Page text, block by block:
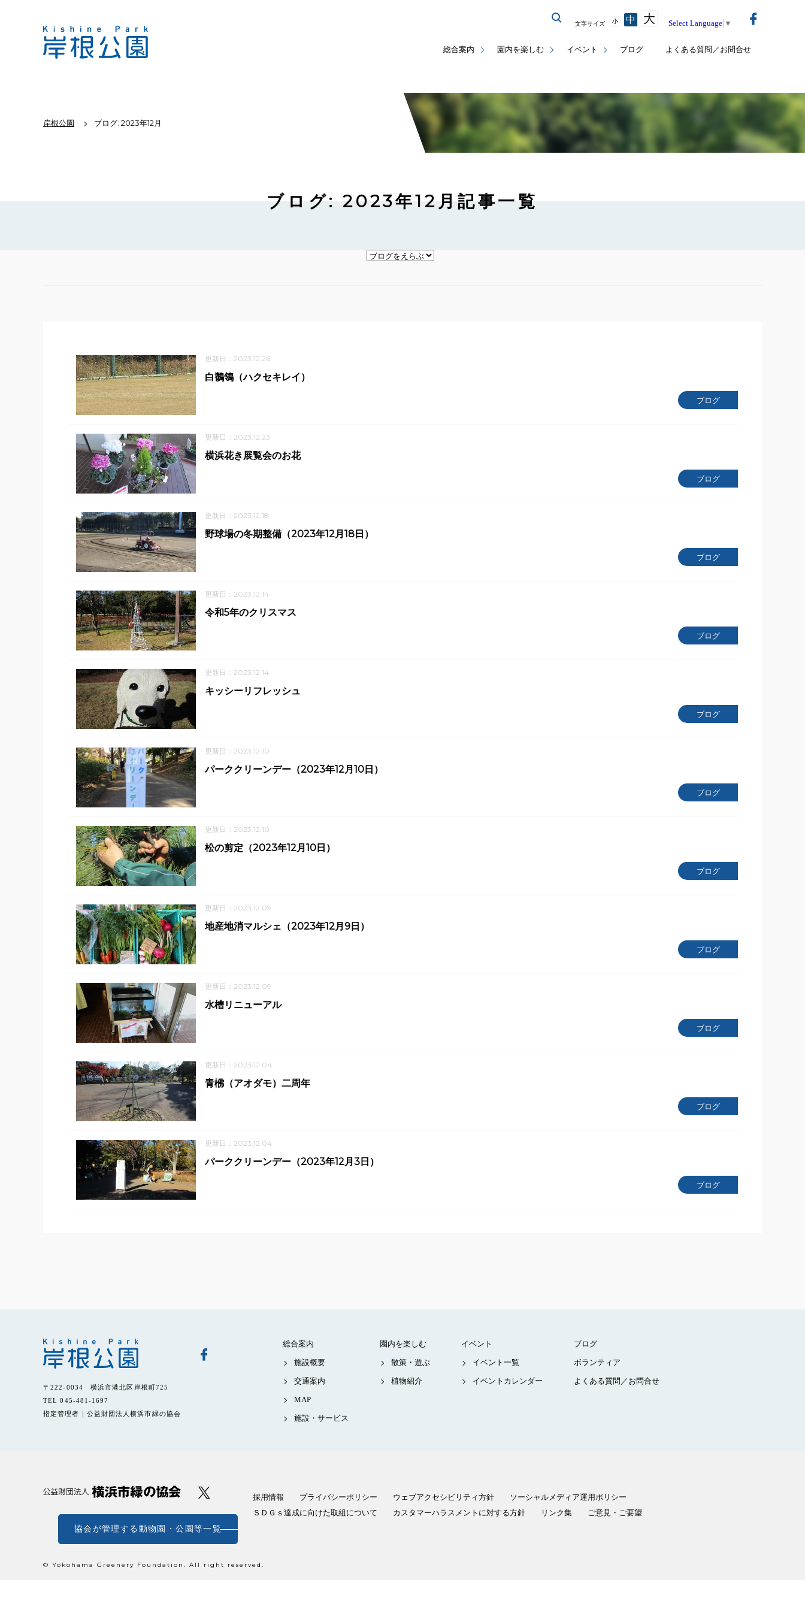
総合案内 園内を楽しむ イベント ブログ よくある質問／お問合せ
文字サイズ 小 中 大 Select Language ▼
岸根公園 ブログ: 2023年12月
ブログ: 2023年12月記事一覧
更新日：2023.12.26
ブログ
白鶺鴒（ハクセキレイ）
更新日：2023.12.23
ブログ
横浜花き展覧会のお花
更新日：2023.12.18
ブログ
野球場の冬期整備（2023年12月18日）
更新日：2023.12.14
ブログ
令和5年のクリスマス
更新日：2023.12.14
ブログ
キッシーリフレッシュ
更新日：2023.12.10
ブログ
パーククリーンデー（2023年12月10日）
更新日：2023.12.10
ブログ
松の剪定（2023年12月10日）
更新日：2023.12.09
ブログ
地産地消マルシェ（2023年12月9日）
更新日：2023.12.09
ブログ
水槽リニューアル
更新日：2023.12.04
ブログ
青梻（アオダモ）二周年
更新日：2023.12.04
ブログ
パーククリーンデー（2023年12月3日）
〒222-0034 横浜市港北区岸根町725
TEL 045-481-1697
指定管理者｜公益財団法人横浜市緑の協会
総合案内
施設概要
交通案内
MAP
施設・サービス
園内を楽しむ
散策・遊ぶ
植物紹介
イベント
イベント一覧
イベントカレンダー
ブログ
ボランティア
よくある質問／お問合せ
協会が管理する動物園・公園等一覧
採用情報 プライバシーポリシー ウェブアクセシビリティ方針
ソーシャルメディア運用ポリシー
ＳＤＧｓ達成に向けた取組について
カスタマーハラスメントに対する方針 リンク集 ご意見・ご要望
© Yokohama Greenery Foundation. All right reserved.